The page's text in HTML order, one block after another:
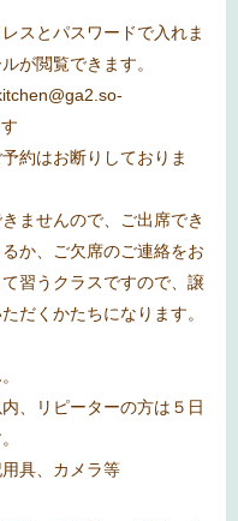
スとパスワードで入れま
が閲覧できます。
約はお断りしておりま
ませんので、ご出席でき
か、ご欠席のご連絡をお
習うクラスですので、譲
だくかたちになります。
、リピーターの方は５日
具、カメラ等